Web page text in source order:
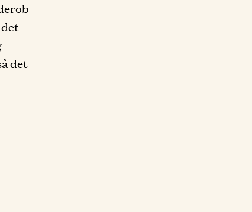
det